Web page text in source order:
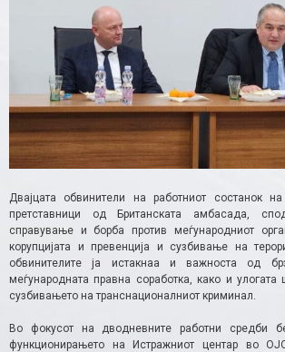
Двајцата обвинители на работниот состанок
претставници од Британската амбасада,
справување и борба против меѓународниот
корупцијата и превенција и сузбивање на
обвинителите ја истакнаа и важноста од
меѓународната правна соработка, како и
сузбивањето на транснационалниот криминал.
Во фокусот на дводневните работни средби
функционирањето на Истражниот центар во